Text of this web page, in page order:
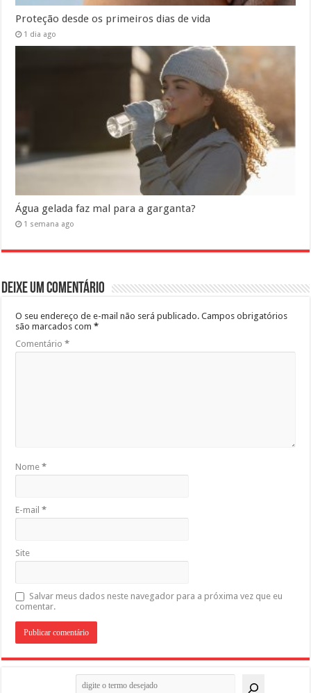
Proteção desde os primeiros dias de vida
1 dia ago
Água gelada faz mal para a garganta?
1 semana ago
Deixe um comentário
O seu endereço de e-mail não será publicado. Campos obrigatórios
são marcados com*
Comentário*
Nome*
E-mail*
Site
Salvar meus dados neste navegador para a próxima vez que eu
comentar.